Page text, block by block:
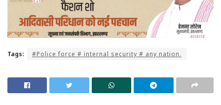
Tags: #Police force # internal security # any nation.